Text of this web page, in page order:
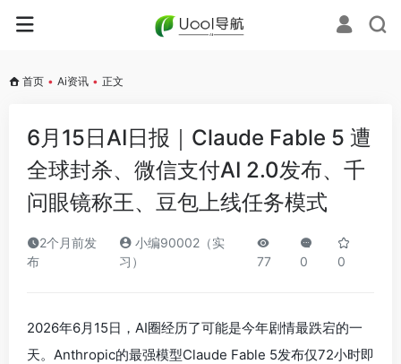
首页 • Ai资讯 • 正文
6月15日AI日报｜Claude Fable 5 遭
全球封杀、微信支付AI 2.0发布、千
问眼镜称王、豆包上线任务模式
2个月前发
布
小编90002（实
习）
77 0 0
2026年6月15日，AI圈经历了可能是今年剧情最跌宕的一
天。Anthropic的最强模型Claude Fable 5发布仅72小时即